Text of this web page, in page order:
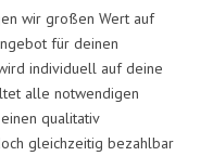
wir großen Wert auf
für deinen
individuell auf deine
alle notwendigen
qualitativ
gleichzeitig bezahlbar